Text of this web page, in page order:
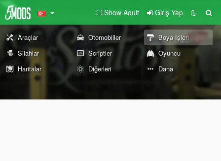
Show Adult Giriş Yap
Araçlar Otomobiller
Boya İşleri
Silahlar
Scriptler
Oyuncu
Haritalar
Diğerleri Daha